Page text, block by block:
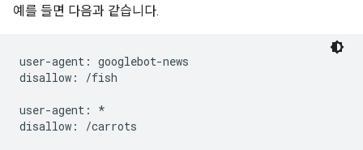
예를 들면 다음과 같습니다.
user-agent: googlebot-news
disallow: /fish
user-agent: *
disallow: /carrots